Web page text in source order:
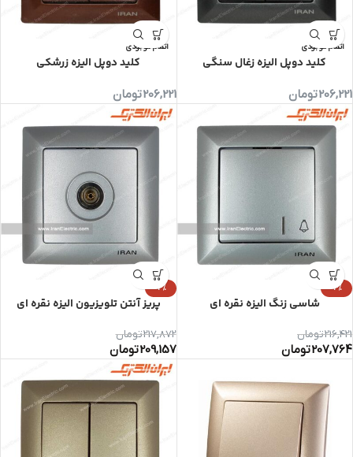
اتمام موجودی
کلید دوپل الیزه زغال سنگی
206,221تومان
اتمام موجودی
کلید دوپل الیزه زرشکی
206,221تومان
-4%
شاسی زنگ الیزه نقره ای
216,421تومان
207,764تومان
-4%
پریز آنتن تلویزیون الیزه نقره ای
217,872تومان
209,157تومان